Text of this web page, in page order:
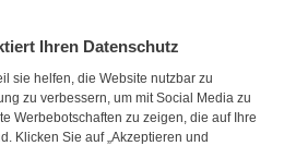
Ihren Datenschutz
sie helfen, die Website nutzbar zu
zu verbessern, um mit Social Media zu
Werbebotschaften zu zeigen, die auf Ihre
Klicken Sie auf „Akzeptieren und